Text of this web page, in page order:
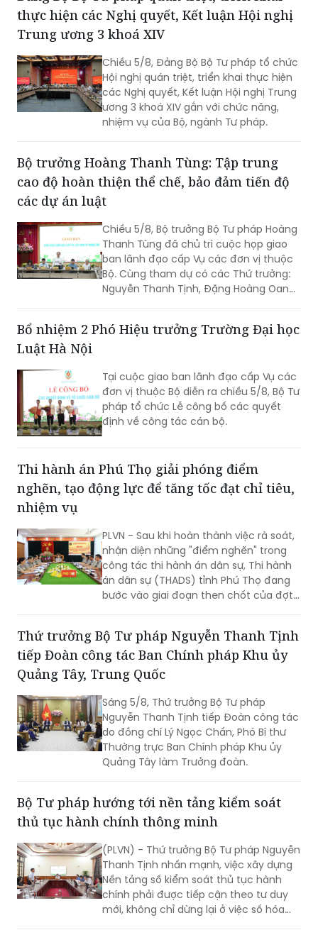
thực hiện các Nghị quyết, Kết luận Hội nghị
Trung ương 3 khoá XIV
Chiều 5/8, Đảng Bộ Bộ Tư pháp tổ chức
Hội nghị quán triệt, triển khai thực hiện
các Nghị quyết, Kết luận Hội nghị Trung
ương 3 khoá XIV gắn với chức năng,
nhiệm vụ của Bộ, ngành Tư pháp.
Bộ trưởng Hoàng Thanh Tùng: Tập trung
cao độ hoàn thiện thể chế, bảo đảm tiến độ
các dự án luật
Chiều 5/8, Bộ trưởng Bộ Tư pháp Hoàng
Thanh Tùng đã chủ trì cuộc họp giao
ban lãnh đạo cấp Vụ các đơn vị thuộc
Bộ. Cùng tham dự có các Thứ trưởng:
Nguyễn Thanh Tịnh, Đặng Hoàng Oanh,
Bổ nhiệm 2 Phó Hiệu trưởng Trường Đại học
Luật Hà Nội
Tại cuộc giao ban lãnh đạo cấp Vụ các
đơn vị thuộc Bộ diễn ra chiều 5/8, Bộ Tư
pháp tổ chức Lễ công bố các quyết
định về công tác cán bộ.
Thi hành án Phú Thọ giải phóng điểm
nghẽn, tạo động lực để tăng tốc đạt chỉ tiêu,
nhiệm vụ
PLVN - Sau khi hoàn thành việc rà soát,
nhận diện những "điểm nghẽn" trong
công tác thi hành án dân sự, Thi hành
án dân sự (THADS) tỉnh Phú Thọ đang
bước vào giai đoạn then chốt của đợt
động lực để tăng tốc hoàn thành các
chỉ tiêu, nhiệm vụ năm 2026.
Thứ trưởng Bộ Tư pháp Nguyễn Thanh Tịnh
tiếp Đoàn công tác Ban Chính pháp Khu ủy
Quảng Tây, Trung Quốc
Sáng 5/8, Thứ trưởng Bộ Tư pháp
Nguyễn Thanh Tịnh tiếp Đoàn công tác
do đồng chí Lý Ngọc Chấn, Phó Bí thư
Thường trực Ban Chính pháp Khu ủy
Quảng Tây làm Trưởng đoàn.
Bộ Tư pháp hướng tới nền tảng kiểm soát
thủ tục hành chính thông minh
(PLVN) - Thứ trưởng Bộ Tư pháp Nguyễn
Thanh Tịnh nhấn mạnh, việc xây dựng
Nền tảng số kiểm soát thủ tục hành
chính phải được tiếp cận theo tư duy
mới, không chỉ dừng lại ở việc số hóa